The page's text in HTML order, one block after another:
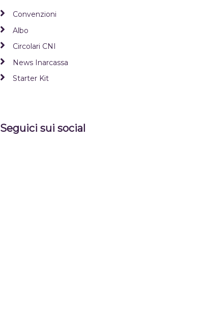
Convenzioni
Albo
Circolari CNI
News Inarcassa
Starter Kit
Seguici sui social